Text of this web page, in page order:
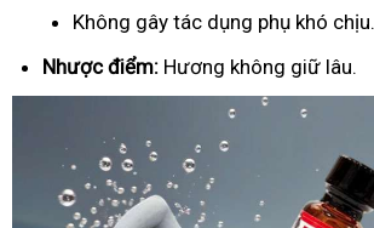
Không gây tác dụng phụ khó chịu.
Nhược điểm: Hương không giữ lâu.